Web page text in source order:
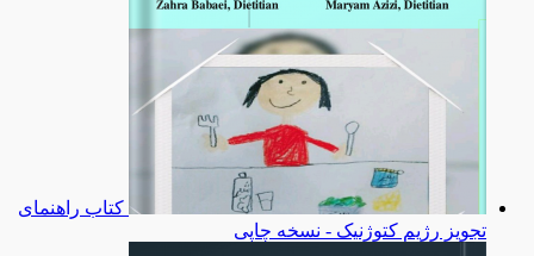
کتاب راهنمای
تجویز رژیم کتوژنیک - نسخه چاپی